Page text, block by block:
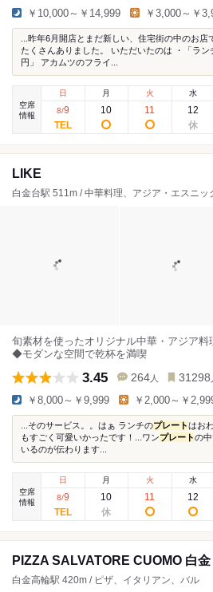
￥10,000～￥14,999 ￥3,000～￥
...昨年6月開店とまだ新しい、住宅街の中のお
たくさんありました。 いただいたのは ・「ラン
円」 アカムツのフライ...
空席
情報
日
8/9
月
10
火
11
水
12
LIKE
白金台駅 511m / 中華料理、アジア・エスニッ
旬素材を使ったオリジナル中華・アジア
◆モダンな空間で乾杯を満喫
3.45 264 人 31298
￥8,000～￥9,999 ￥2,000～￥
...そのサービス。。はぁ ランチのプレートはお
もすごく可愛いかったです！...ワンプレートの
いるのが伝わります...
空席
情報
日
8/9
月
10
火
11
水
12
PIZZA SALVATORE CUOMO 白金
白金高輪駅 420m / ピザ、イタリアン、バル